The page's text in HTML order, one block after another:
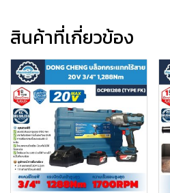
สินค้าที่เกี่ยวข้อง